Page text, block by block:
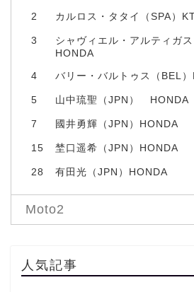
2 カルロス・タタイ（SPA）
3
シャヴィエル・アルティガス
HONDA
4 バリー・バルトゥス（BEL
5 山中琉聖（JPN） HONDA
7 國井勇輝（JPN）HONDA
15 埜口遥希（JPN）HONDA
28 有田光（JPN）HONDA
Moto2
人気記事